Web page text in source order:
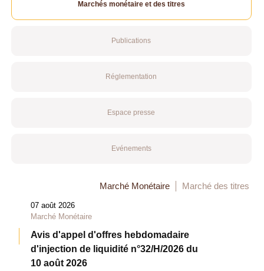
Marchés monétaire et des titres
Publications
Réglementation
Espace presse
Evénements
Marché Monétaire Marché des titres
07 août 2026
Marché Monétaire
Avis d'appel d'offres hebdomadaire
d'injection de liquidité n°32/H/2026 du
10 août 2026